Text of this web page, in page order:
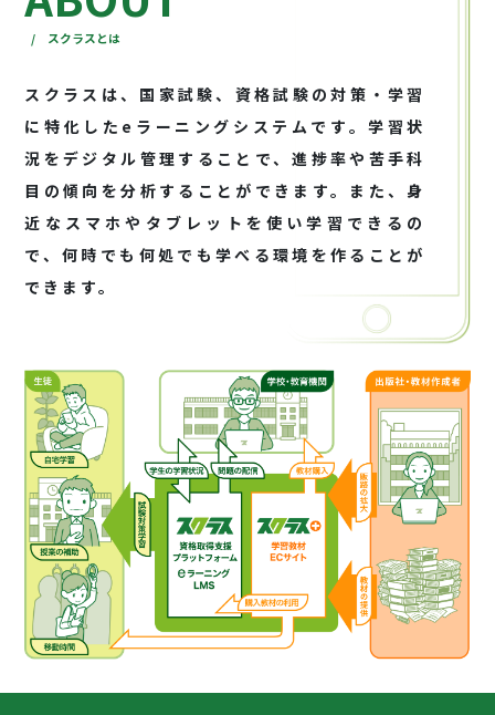
/ スクラスとは
スクラスは、国家試験、資格試験の対策・学習
に特化したeラーニングシステムです。学習状
況をデジタル管理することで、進捗率や苦手科
目の傾向を分析することができます。また、身
近なスマホやタブレットを使い学習できるの
で、何時でも何処でも学べる環境を作ることが
できます。